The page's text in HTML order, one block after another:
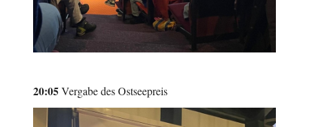
20:05Vergabe des Ostseepreis